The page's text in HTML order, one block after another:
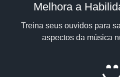
Melhora a
Treina seus ouvidos para
aspectos da música